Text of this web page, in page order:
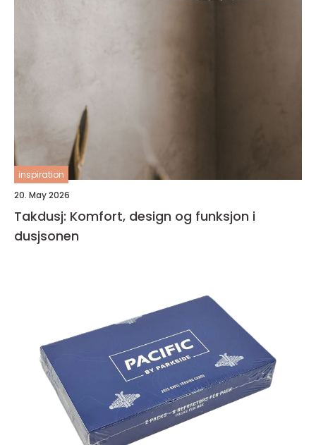
inspiration
20. May 2026
Takdusj: Komfort, design og funksjon i
dusjsonen